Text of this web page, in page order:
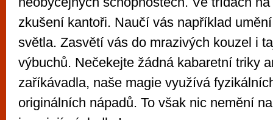
zkušení kantoři. Naučí vás například
světla. Zasvětí vás do mrazivých kouzel i
výbuchů. Nečekejte žádná kabaretní triky
zaříkávadla, naše magie využívá
originálních nápadů. To však nic nemění